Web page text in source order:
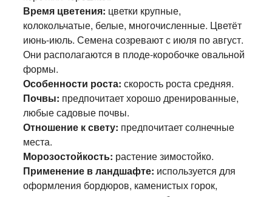
Время цветения: цветки крупные,
колокольчатые, белые, многочисленные. Цветёт
июнь-июль. Семена созревают с июля по август.
Они располагаются в плоде-коробочке овальной
формы.
Особенности роста: скорость роста средняя.
Почвы: предпочитает хорошо дренированные,
любые садовые почвы.
Отношение к свету: предпочитает солнечные
места.
Морозостойкость: растение зимостойко.
Применение в ландшафте: используется для
оформления бордюров, каменистых горок,